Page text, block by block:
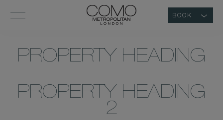
BOOK
PROPERTY HEADING
PROPERTY HEADING
2